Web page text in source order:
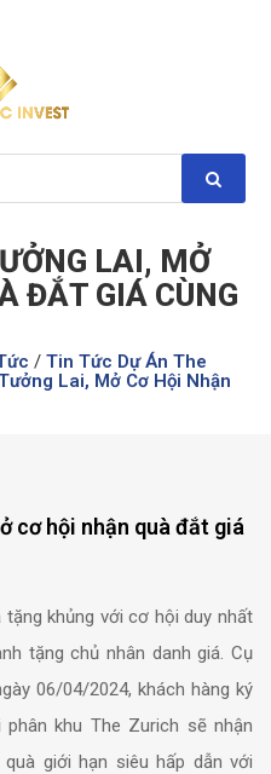
LAI, MỞ
ĐẮT GIÁ CÙNG
/ Tin Tức Dự Án The
Lai, Mở Cơ Hội Nhận
cơ hội nhận quà đắt giá
tặng khủng với cơ hội duy nhất
tặng chủ nhân danh giá. Cụ
06/04/2024, khách hàng ký
khu The Zurich sẽ nhận
giới hạn siêu hấp dẫn với